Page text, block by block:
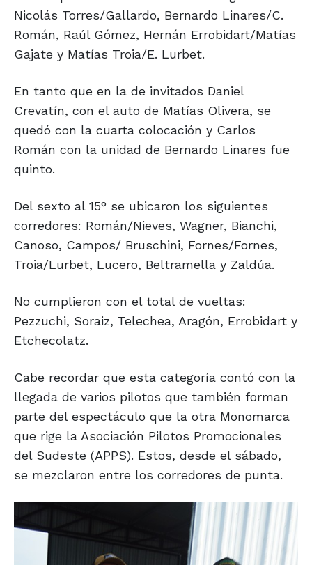
Nicolás Torres/Gallardo, Bernardo Linares/C.
Román, Raúl Gómez, Hernán Errobidart/Matías
Gajate y Matías Troia/E. Lurbet.
En tanto que en la de invitados Daniel
Crevatín, con el auto de Matías Olivera, se
quedó con la cuarta colocación y Carlos
Román con la unidad de Bernardo Linares fue
quinto.
Del sexto al 15° se ubicaron los siguientes
corredores: Román/Nieves, Wagner, Bianchi,
Canoso, Campos/ Bruschini, Fornes/Fornes,
Troia/Lurbet, Lucero, Beltramella y Zaldúa.
No cumplieron con el total de vueltas:
Pezzuchi, Soraiz, Telechea, Aragón, Errobidart y
Etchecolatz.
Cabe recordar que esta categoría contó con la
llegada de varios pilotos que también forman
parte del espectáculo que la otra Monomarca
que rige la Asociación Pilotos Promocionales
del Sudeste (APPS). Estos, desde el sábado,
se mezclaron entre los corredores de punta.